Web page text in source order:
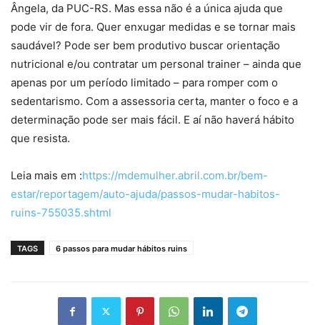
Ângela, da PUC-RS. Mas essa não é a única ajuda que
pode vir de fora. Quer enxugar medidas e se tornar mais
saudável? Pode ser bem produtivo buscar orientação
nutricional e/ou contratar um personal trainer – ainda que
apenas por um período limitado – para romper com o
sedentarismo. Com a assessoria certa, manter o foco e a
determinação pode ser mais fácil. E aí não haverá hábito
que resista.
Leia mais em :https://mdemulher.abril.com.br/bem-
estar/reportagem/auto-ajuda/passos-mudar-habitos-
ruins-755035.shtml
TAGS 6 passos para mudar hábitos ruins